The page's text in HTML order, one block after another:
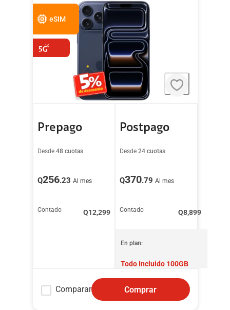
eSIM
Prepago
Desde 48 cuotas
Q256.23 Al mes
Contado Q12,299
Postpago
Desde 24 cuotas
Q370.79 Al mes
Contado Q8,899
En plan:
Todo Incluido 100GB
Comparar Comprar